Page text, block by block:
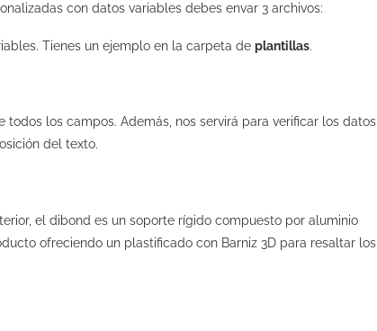
con datos variables debes envar 3 archivos:
Tienes un ejemplo en la carpeta de plantillas.
los campos. Además, nos servirá para verificar los datos
del texto.
el dibond es un soporte rígido compuesto por aluminio
ofreciendo un plastificado con Barniz 3D para resaltar los